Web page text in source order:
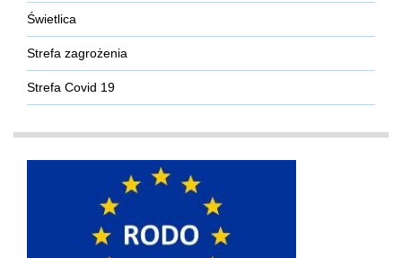
Świetlica
Strefa zagrożenia
Strefa Covid 19